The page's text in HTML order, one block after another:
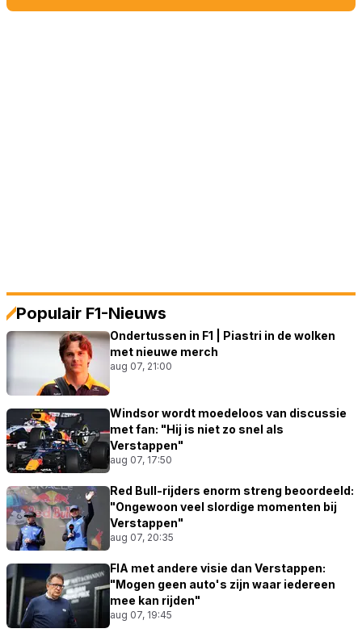
Populair F1-Nieuws
Ondertussen in F1 | Piastri in de wolken
met nieuwe merch
aug 07, 21:00
Windsor wordt moedeloos van discussie
met fan: "Hij is niet zo snel als
Verstappen"
aug 07, 17:50
Red Bull-rijders enorm streng beoordeeld:
"Ongewoon veel slordige momenten bij
Verstappen"
aug 07, 20:35
FIA met andere visie dan Verstappen:
"Mogen geen auto's zijn waar iedereen
mee kan rijden"
aug 07, 19:45